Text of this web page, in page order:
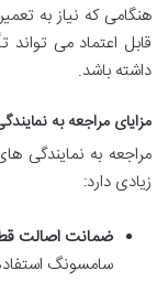
هنگامی که نیاز به
قابل اعتماد می
داشته باشد.
مزایای مراجعه به
مراجعه به نمایندگی
زیادی دارد:
ضمانت اصالت
سامسونگ